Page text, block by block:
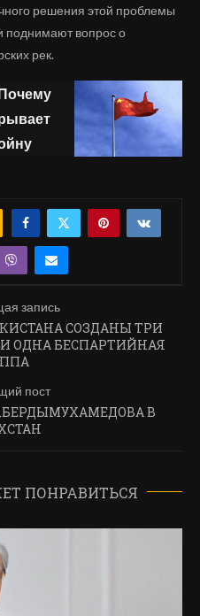
решения этой проблемы
поднимают вопрос о
рек.
запись
СОЗДАНЫ ТРИ
ОДНА БЕСПАРТИЙНАЯ
пост
В
ПОНРАВИТЬСЯ